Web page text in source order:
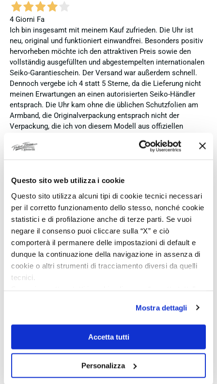
Questo sito web utilizza i cookie
Questo sito utilizza alcuni tipi di cookie tecnici necessari
per il corretto funzionamento dello stesso, nonché cookie
statistici e di profilazione anche di terze parti. Se vuoi
negare il consenso puoi cliccare sulla “X” e ciò
comporterà il permanere delle impostazioni di default e
dunque la continuazione della navigazione in assenza di
cookie o altri strumenti di tracciamento diversi da quelli
tecnici.
Se vuoi saperne di più consulta laprivacy policye la
Mostra dettagli
Accetta tutti
Personalizza
4 Giorni Fa
Ich bin insgesamt mit meinem Kauf zufrieden. Die Uhr ist
neu, original und funktioniert einwandfrei. Besonders positiv
hervorheben möchte ich den attraktiven Preis sowie den
vollständig ausgefüllten und abgestempelten internationalen
Seiko-Garantieschein. Der Versand war außerdem schnell.
Dennoch vergebe ich 4 statt 5 Sterne, da die Lieferung nicht
meinen Erwartungen an einen autorisierten Seiko-Händler
entsprach. Die Uhr kam ohne die üblichen Schutzfolien am
Armband, die Originalverpackung entsprach nicht der
Verpackung, die ich von diesem Modell aus offiziellen
Uhrenkissen), und auch die Seiko-Hangtags mit
hätte ich bei einer hochwertigen Uhr dieser Preisklasse
geliefert wird. Insgesamt empfehle ich den Händler aufgrund
des guten Preises und der seriösen Abwicklung, hoffe
jedoch, dass bei zukünftigen Bestellungen mehr Wert auf
eine vollständige und originale Präsentation gelegt wird.
Acquirente verificato
4 Giorni Fa